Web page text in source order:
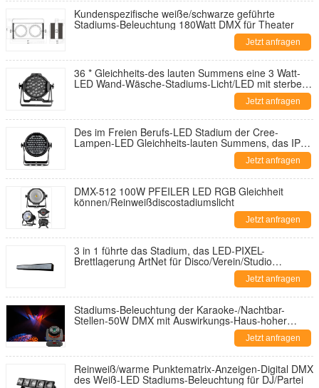
Kundenspezifische weiße/schwarze geführte
Stadiums-Beleuchtung 180Watt DMX für Theater
Jetzt anfragen
36 * Gleichheits-des lauten Summens eine 3 Watt-
LED Wand-Wäsche-Stadiums-Licht/LED mit sterben
Jetzt anfragen
Des im Freien Berufs-LED Stadium der Cree-
Lampen-LED Gleichheits-lauten Summens, das IP65
Jetzt anfragen
DMX-512 100W PFEILER LED RGB Gleichheit
können/Reinweißdiscostadiumslicht
Jetzt anfragen
3 in 1 führte das Stadium, das LED-PIXEL-
Brettlagerung ArtNet für Disco/Verein/Studio
Jetzt anfragen
Stadiums-Beleuchtung der Karaoke-/Nachtbar-
Stellen-50W DMX mit Auswirkungs-Haus-hoher
Jetzt anfragen
Reinweiß/warme Punktematrix-Anzeigen-Digital DMX
des Weiß-LED Stadiums-Beleuchtung für DJ/Partei